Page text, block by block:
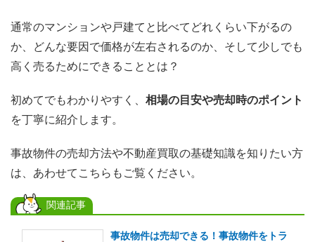
通常のマンションや戸建てと比べてどれくらい下がるの
か、どんな要因で価格が左右されるのか、そして少しでも
高く売るためにできることとは？
初めてでもわかりやすく、 相場の目安や売却時のポイント
を丁寧に紹介します。
事故物件の売却方法や不動産買取の基礎知識を知りたい方
は、あわせてこちらもご覧ください。
関連記事
事故物件は売却できる！事故物件をトラ